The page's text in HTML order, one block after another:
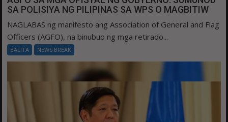
SA POLISIYA NG PILIPINAS SA WPS O MAGBITIW
NAGLABAS ng manifesto ang Association of General and Flag
Officers (AGFO), na binubuo ng mga retirado...
BALITA NEWS BREAK